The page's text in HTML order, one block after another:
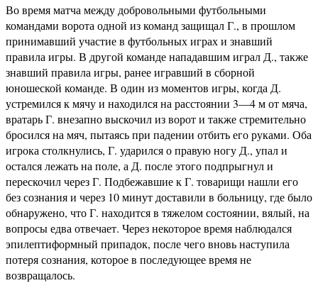
Во время матча между добровольными футбольными
командами ворота одной из команд защищал Г., в прошлом
принимавший участие в футбольных играх и знавший
правила игры. В другой команде нападавшим играл Д., также
знавший правила игры, ранее игравший в сборной
юношеской команде. В один из моментов игры, когда Д.
устремился к мячу и находился на расстоянии 3—4 м от мяча,
вратарь Г. внезапно выскочил из ворот и также стремительно
бросился на мяч, пытаясь при падении отбить его руками. Оба
игрока столкнулись, Г. ударился о правую ногу Д., упал и
остался лежать на поле, а Д. после этого подпрыгнул и
перескочил через Г. Подбежавшие к Г. товарищи нашли его
без сознания и через 10 минут доставили в больницу, где было
обнаружено, что Г. находится в тяжелом состоянии, вялый, на
вопросы едва отвечает. Через некоторое время наблюдался
эпилептиформный припадок, после чего вновь наступила
потеря сознания, которое в последующее время не
возвращалось.